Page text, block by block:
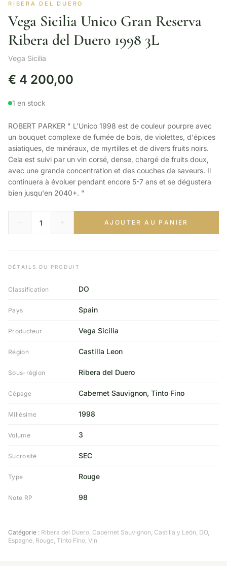
RIBERA DEL DUERO
Vega Sicilia Unico Gran Reserva
Ribera del Duero 1998 3L
Vega Sicilia
€ 4 200,00
1 en stock
ROBERT PARKER " L'Unico 1998 est de couleur pourpre avec
un bouquet complexe de fumée de bois, de violettes, d'épices
asiatiques, de minéraux, de myrtilles et de divers fruits noirs.
Cela est suivi par un vin corsé, dense, chargé de fruits doux,
avec une grande concentration et des couches de saveurs. Il
continuera à évoluer pendant encore 5-7 ans et se dégustera
bien jusqu'en 2040+. "
AJOUTER AU PANIER
DÉTAILS DU PRODUIT
Classification DO
Pays Spain
Producteur Vega Sicilia
Région Castilla Leon
Sous-région Ribera del Duero
Cépage Cabernet Sauvignon, Tinto Fino
Millésime 1998
Volume 3
Sucrosité SEC
Type Rouge
Note RP 98
Catégorie : Ribera del Duero, Cabernet Sauvignon, Castilla y León, DO,
Espagne, Rouge, Tinto Fino, Vin